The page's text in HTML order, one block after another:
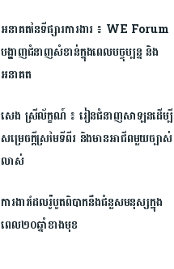
អនាគតនៃទីផ្សារការងារ ៖ WE Forum
បង្ហាញជំនាញសំខាន់ក្នុងពេលបច្ចុប្បន្ន និង
អនាគត
សេង ស្រីល័ក្ខណ៍ ៖ រៀនជំនាញសាឡនដើម្បី
សម្រេចក្ដីស្រមៃទីពីរ និងមានអាជីពមួយច្បាស់
លាស់
ការងារដែលរ៉ូបូតពិបាកនឹងជំនួសមនុស្ស​ក្នុង
ពេល២០ឆ្នាំខាងមុខ